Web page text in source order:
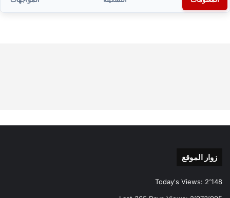
زوار الموقع
Today's Views: 2٬148